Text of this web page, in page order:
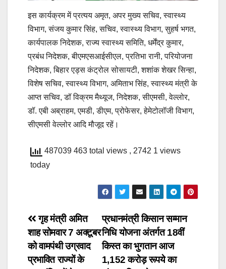
इस कार्यक्रम में प्रत्यय अमृत, अपर मुख्य सचिव, स्वास्थ्य
विभाग, संजय कुमार सिंह, सचिव, स्वास्थ्य विभाग, सुहर्ष भगत,
कार्यपालक निदेशक, राज्य स्वास्थ्य समिति, धर्मेंद्र कुमार,
प्रबंध निदेशक, बीएमएसआईसीएल, प्रतिभा रानी, परियोजना
निदेशक, बिहार एड्स कंट्रोल सोसायटी, शशांक शेखर सिन्हा,
विशेष सचिव, स्वास्थ्य विभाग, अमिताभ सिंह, स्वास्थ्य मंत्री के
आप्त सचिव, डॉ विक्रम मैथ्यूज, निदेशक, सीएमसी, वेल्लोर,
डॉ. एबी अब्राहम, एमडी, डीएम, प्रोफेसर, हेमेटोलॉजी विभाग,
सीएमसी वेल्लोर आदि मौजूद रहें।
487039 463 total views , 2742 1 views
today
Post
navigation
प्रधानमंत्री किसान सम्मान
निधि योजना अंतर्गत 18वीं
किस्त का भुगतान आज
1,152 करोड़ रूपये का
गृह मंत्री अमित
शाह सोमवार 7 अक्टूबर
को वामपंथी उग्रवाद
प्रभावित राज्यों के